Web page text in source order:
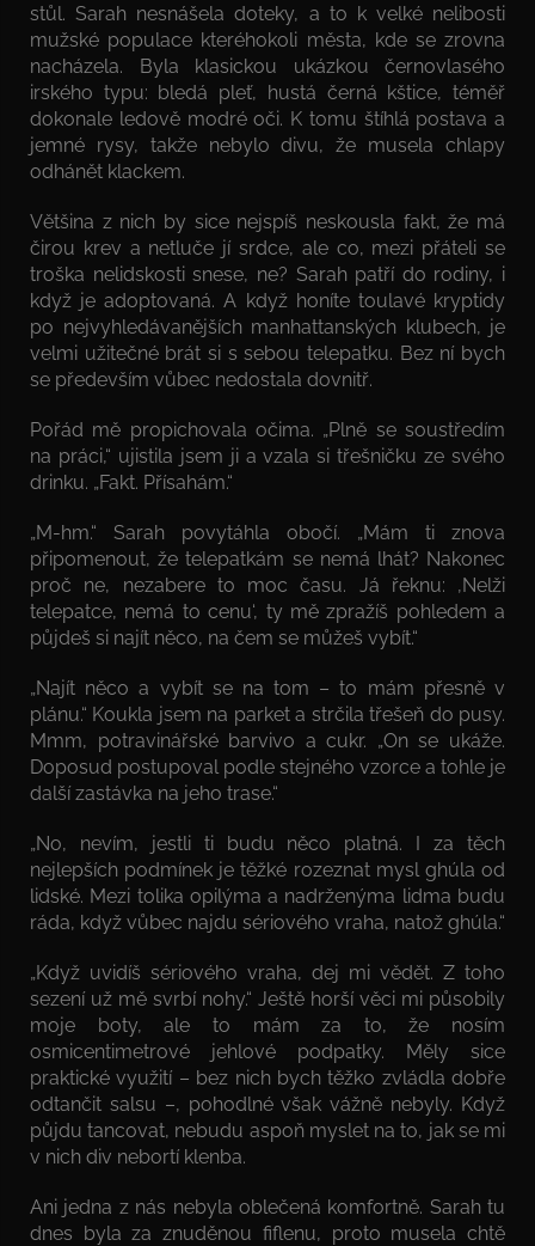
stůl. Sarah nesnášela doteky, a to k velké nelibosti
mužské populace kteréhokoli města, kde se zrovna
nacházela. Byla klasickou ukázkou černovlasého
irského typu: bledá pleť, hustá černá kštice, téměř
dokonale ledově modré oči. K tomu štíhlá postava a
jemné rysy, takže nebylo divu, že musela chlapy
odhánět klackem.
Většina z nich by sice nejspíš neskousla fakt, že má
čirou krev a netluče jí srdce, ale co, mezi přáteli se
troška nelidskosti snese, ne? Sarah patří do rodiny, i
když je adoptovaná. A když honíte toulavé kryptidy
po nejvyhledávanějších manhattanských klubech, je
velmi užitečné brát si s sebou telepatku. Bez ní bych
se především vůbec nedostala dovnitř.
Pořád mě propichovala očima. „Plně se soustředím
na práci,“ ujistila jsem ji a vzala si třešničku ze svého
drinku. „Fakt. Přísahám.“
„M-hm.“ Sarah povytáhla obočí. „Mám ti znova
připomenout, že telepatkám se nemá lhát? Nakonec
proč ne, nezabere to moc času. Já řeknu: ‚Nelži
telepatce, nemá to cenu‘, ty mě zpražíš pohledem a
půjdeš si najít něco, na čem se můžeš vybít.“
„Najít něco a vybít se na tom – to mám přesně v
plánu.“ Koukla jsem na parket a strčila třešeň do pusy.
Mmm, potravinářské barvivo a cukr. „On se ukáže.
Doposud postupoval podle stejného vzorce a tohle je
další zastávka na jeho trase.“
„No, nevím, jestli ti budu něco platná. I za těch
nejlepších podmínek je těžké rozeznat mysl ghúla od
lidské. Mezi tolika opilýma a nadrženýma lidma budu
ráda, když vůbec najdu sériového vraha, natož ghúla.“
„Když uvidíš sériového vraha, dej mi vědět. Z toho
sezení už mě svrbí nohy.“ Ještě horší věci mi působily
moje boty, ale to mám za to, že nosím
osmicentimetrové jehlové podpatky. Měly sice
praktické využití – bez nich bych těžko zvládla dobře
odtančit salsu –, pohodlné však vážně nebyly. Když
půjdu tancovat, nebudu aspoň myslet na to, jak se mi
v nich div nebortí klenba.
Ani jedna z nás nebyla oblečená komfortně. Sarah tu
dnes byla za znuděnou fiflenu, proto musela chtě